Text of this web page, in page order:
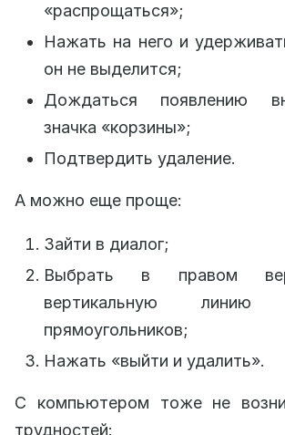
«распрощаться»;
Нажать на него и
он не выделится;
Дождаться появлению
значка «корзины»;
Подтвердить удаление.
А можно еще проще:
Зайти в диалог;
Выбрать в правом
вертикальную
прямоугольников;
Нажать «выйти и удалить».
С компьютером тоже не
трудностей: